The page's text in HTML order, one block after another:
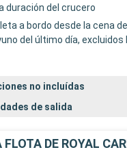
duración del crucero
a bordo desde la cena
del último día, excluidos
no incluídas
de salida
FLOTA DE ROYAL